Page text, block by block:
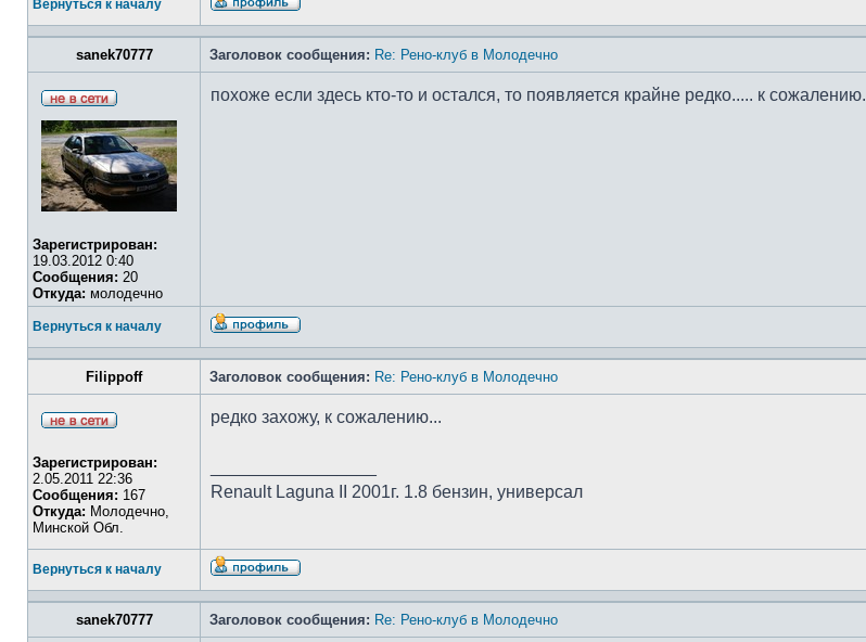
Вернуться к началу
sanek70777 Заголовок сообщения: Re: Рено-клуб в Молодечно
Зарегистрирован:
19.03.2012 0:40
Сообщения: 20
Откуда: молодечно
похоже если здесь кто-то и остался, то появляется крайне редко..... к сожалению.
Вернуться к началу
Filippoff Заголовок сообщения: Re: Рено-клуб в Молодечно
Зарегистрирован:
2.05.2011 22:36
Сообщения: 167
Откуда: Молодечно,
Минской Обл.
редко захожу, к сожалению...
Renault Laguna II 2001г. 1.8 бензин, универсал
Вернуться к началу
sanek70777 Заголовок сообщения: Re: Рено-клуб в Молодечно